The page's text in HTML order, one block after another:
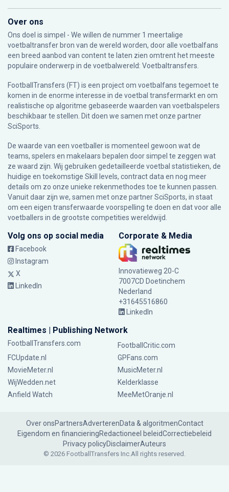
Over ons
Ons doel is simpel - We willen de nummer 1 meertalige
voetbaltransfer bron van de wereld worden, door alle voetbalfans
een breed aanbod van content te laten zien omtrent het meeste
populaire onderwerp in de voetbalwereld: Voetbaltransfers.
FootballTransfers (FT) is een project om voetbalfans tegemoet te
komen in de enorme interesse in de voetbal transfermarkt en om
realistische op algoritme gebaseerde waarden van voetbalspelers
beschikbaar te stellen. Dit doen we samen met onze partner
SciSports
De waarde van een voetballer is momenteel gewoon wat de
teams, spelers en makelaars bepalen door simpel te zeggen wat
ze waard zijn. Wij gebruiken gedetailleerde voetbal statistieken, de
huidige en toekomstige Skill levels, contract data en nog meer
details om zo onze unieke rekenmethodes toe te kunnen passen.
Vanuit daar zijn we, samen met onze partner SciSports, in staat
om een eigen transferwaarde voorspelling te doen en dat voor alle
voetballers in de grootste competities wereldwijd.
Volg ons op social media
Facebook
Instagram
X
LinkedIn
Corporate & Media
Innovatieweg 20-C
7007CD Doetinchem
Nederland
+31645516860
LinkedIn
Realtimes | Publishing Network
FootballTransfers.com
FootballCritic.com
FCUpdate.nl
GPFans.com
MovieMeter.nl
MusicMeter.nl
WijWedden.net
Kelderklasse
Anfield Watch
MeeMetOranje.nl
Over onsPartnersAdverterenData & algoritmenContact
Eigendom en financieringRedactioneel beleidCorrectiebeleid
Privacy policyDisclaimerAuteurs
© 2026 FootballTransfers Inc.All rights reserved.